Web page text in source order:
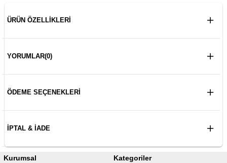
ÜRÜN ÖZELLIKLERI
YORUMLAR(0)
ÖDEME SEÇENEKLERI
İPTAL & İADE
Kurumsal Kategoriler